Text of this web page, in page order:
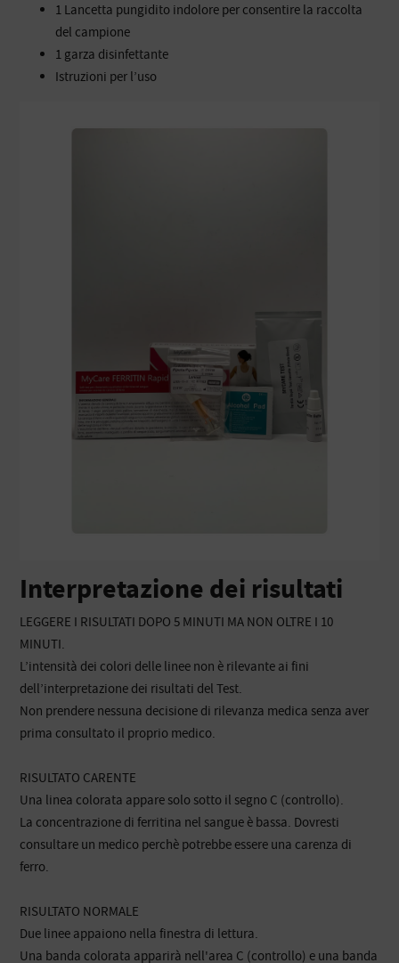
1 Lancetta pungidito indolore per consentire la raccolta
del campione
1 garza disinfettante
Istruzioni per l’uso
Interpretazione dei risultati
LEGGERE I RISULTATI DOPO 5 MINUTI MA NON OLTRE I 10
MINUTI.
L’intensità dei colori delle linee non è rilevante ai fini
dell’interpretazione dei risultati del Test.
Non prendere nessuna decisione di rilevanza medica senza aver
prima consultato il proprio medico.
RISULTATO CARENTE
Una linea colorata appare solo sotto il segno C (controllo).
La concentrazione di ferritina nel sangue è bassa. Dovresti
consultare un medico perchè potrebbe essere una carenza di
ferro.
RISULTATO NORMALE
Due linee appaiono nella finestra di lettura.
Una banda colorata apparirà nell'area C (controllo) e una banda